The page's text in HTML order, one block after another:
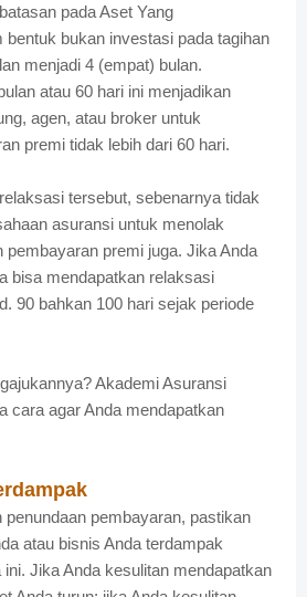
pada Aset Yang
bentuk bukan investasi pada tagihan
menjadi 4 (empat) bulan.
atau 60 hari ini menjadikan
agen, atau broker untuk
premi tidak lebih dari 60 hari.
tersebut, sebenarnya tidak
asuransi untuk menolak
pembayaran premi juga. Jika Anda
bisa mendapatkan relaksasi
90 bahkan 100 hari sejak periode
Akademi Asuransi
cara agar Anda mendapatkan
penundaan pembayaran, pastikan
atau bisnis Anda terdampak
Jika Anda kesulitan mendapatkan